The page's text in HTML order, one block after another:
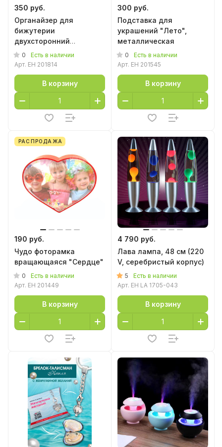
350 руб.
Органайзер для
бижутерии
двухсторонний
"Маленькое платье"
0
Есть в наличии
Арт. EH 201814
В корзину
300 руб.
Подставка для
украшений "Лето",
металлическая
0
Есть в наличии
Арт. EH 201545
В корзину
РАСПРОДАЖА
190 руб.
Чудо фоторамка
вращающаяся "Сердце"
0
Есть в наличии
Арт. EH 201449
В корзину
4 790 руб.
Лава лампа, 48 см (220
V, серебристый корпус)
5
Есть в наличии
Арт. EH LA 1705-043
В корзину